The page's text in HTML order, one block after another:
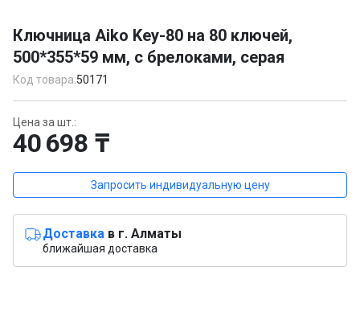
of
1
Ключница Aiko Key-80 на 80 ключей,
500*355*59 мм, с брелоками, серая
Код товара:50171
Цена за шт.:
40 698 ₸
Запросить индивидуальную цену
Доставка в г. Алматы
ближайшая доставка